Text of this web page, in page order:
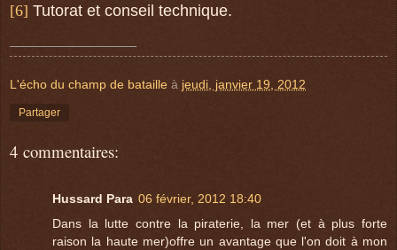
[6] Tutorat et conseil technique.
L'écho du champ de bataille à jeudi, janvier 19, 2012
Partager
4 commentaires:
Hussard Para 06 février, 2012 18:40
Dans la lutte contre la piraterie, la mer (et à plus forte
raison la haute mer)offre un avantage que l'on doit à mon